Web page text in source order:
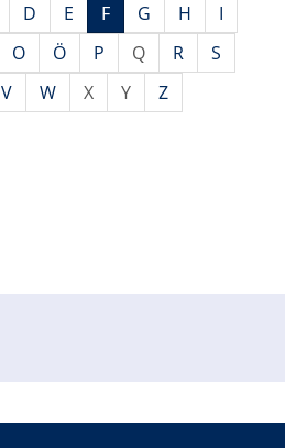
D E F G H
I
O Ö P Q R
S
V W X Y Z